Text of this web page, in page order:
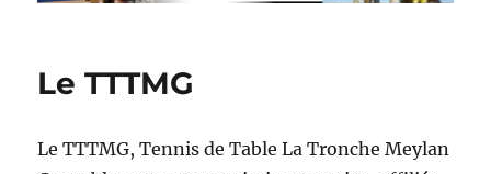
Le TTTMG
Le TTTMG, Tennis de Table La Tronche Meylan